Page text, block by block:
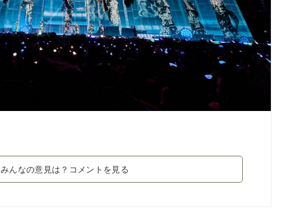
みんなの意見は？コメントを見る